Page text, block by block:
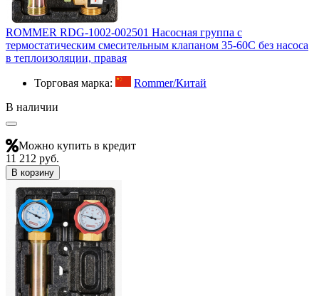
ROMMER RDG-1002-002501 Насосная группа с
термостатическим смесительным клапаном 35-60С без насоса
в теплоизоляции, правая
Торговая марка:
Rommer/Китай
В наличии
Можно купить в кредит
11 212 руб.
В корзину